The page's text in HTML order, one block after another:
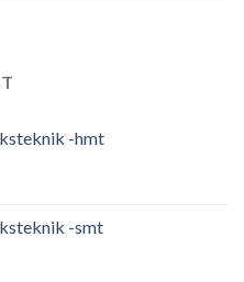
-hmt
-smt